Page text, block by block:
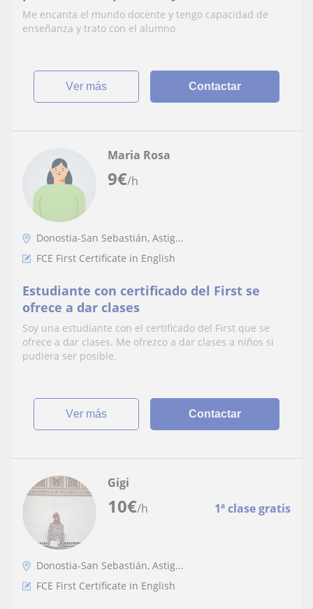
Me encanta el mundo docente y tengo capacidad de
enseñanza y trato con el alumno
ver más Contactar
9€/h
Maria Rosa
Donostia-San Sebastián, Astig...
FCE First Certificate in English
Estudiante con certificado del First se
ofrece a dar clases
Soy una estudiante con el certificado del First que se
ofrece a dar clases. Me ofrezco a dar clases a niños si
pudiera ser posible.
ver más Contactar
10€/h 1ª clase gratis
Gigi
Donostia-San Sebastián, Astig...
FCE First Certificate in English